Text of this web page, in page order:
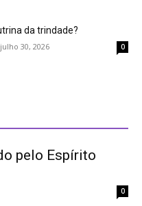
da trindade?
julho 30, 2026 0
pelo Espírito
0